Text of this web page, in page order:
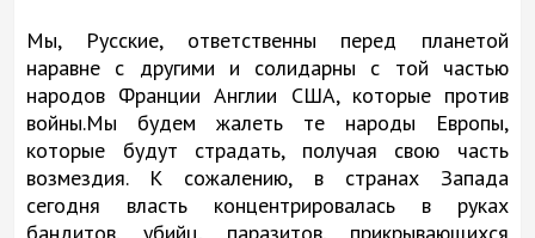
Мы, Русские, ответственны перед планетой
наравне с другими и солидарны с той частью
народов Франции Англии США, которые против
войны.Мы будем жалеть те народы Европы,
которые будут страдать, получая свою часть
возмездия. К сожалению, в странах Запада
сегодня власть концентрировалась в руках